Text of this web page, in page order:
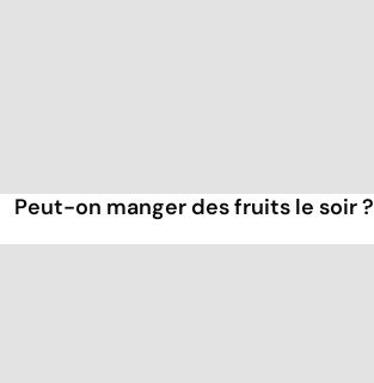
Peut-on manger des fruits le soir ?